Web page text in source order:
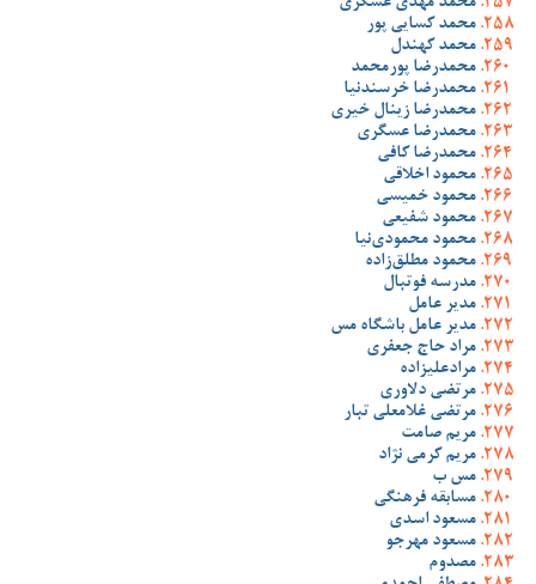
محمد مهدی عسگری
محمد کسایی پور
محمد کهندل
محمدرضا پورمحمد
محمدرضا خرسندنیا
محمدرضا زینال خیری
محمدرضا عسگری
محمدرضا کافی
محمود اخلاقی
محمود خمیسی
محمود شفیعی
محمود محمودی‌نیا
محمود مطلق‌زاده
مدرسه فوتبال
مدیر عامل
مدیر عامل باشگاه مس
مراد حاج جعفری
مرادعلیزاده
مرتضی دلاوری
مرتضی غلامعلی تبار
مریم صامت
مریم کرمی نژاد
مس ب
مسابقه فرهنگی
مسعود اسدی
مسعود مهرجو
مصدوم